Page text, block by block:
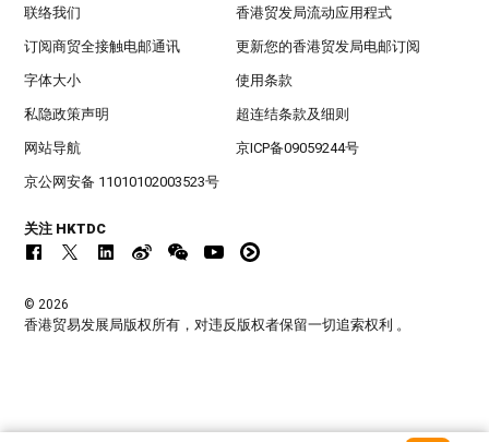
联络我们 香港贸发局流动应用程式
订阅商贸全接触电邮通讯 更新您的香港贸发局电邮订阅
字体大小 使用条款
私隐政策声明 超连结条款及细则
网站导航 京ICP备09059244号
京公网安备 11010102003523号
关注 HKTDC
© 2026
香港贸易发展局版权所有，对违反版权者保留一切追索权利 。